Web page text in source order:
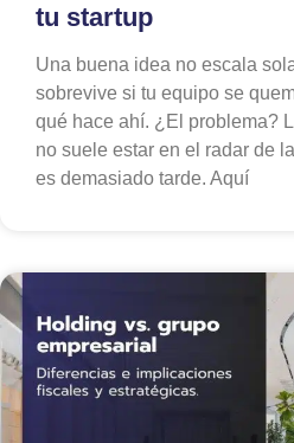
tu startup
Una buena idea no escala
sobrevive si tu equipo se
qué hace ahí. ¿El problema?
no suele estar en el radar de
es demasiado tarde. Aquí